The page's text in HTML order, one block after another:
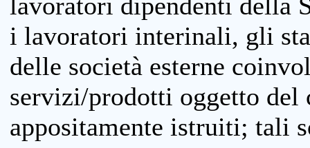
i lavoratori interinali, gli
delle società esterne
servizi/prodotti oggetto
appositamente istruiti; tali